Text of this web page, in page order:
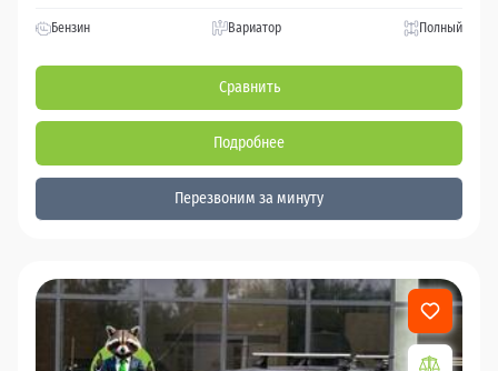
Бензин Вариатор Полный
Сравнить
Подробнее
Перезвоним за минуту